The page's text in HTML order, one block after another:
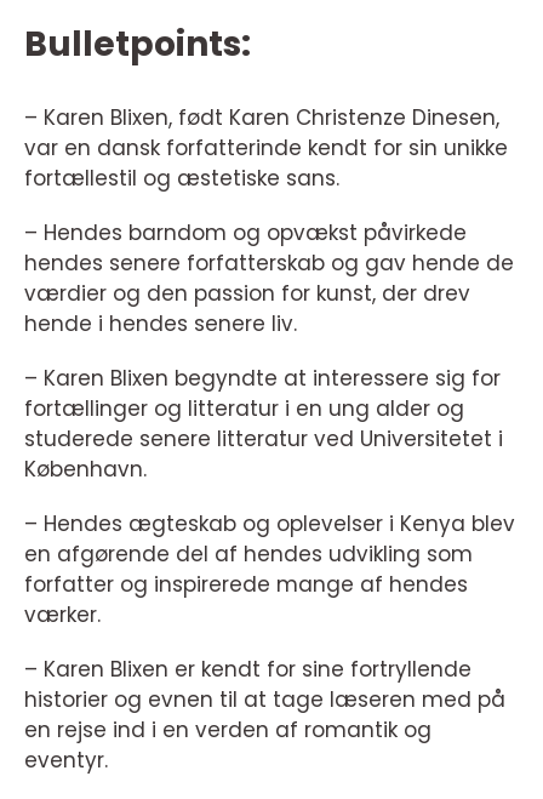
Bulletpoints:
– Karen Blixen, født Karen Christenze Dinesen,
var en dansk forfatterinde kendt for sin unikke
fortællestil og æstetiske sans.
– Hendes barndom og opvækst påvirkede
hendes senere forfatterskab og gav hende de
værdier og den passion for kunst, der drev
hende i hendes senere liv.
– Karen Blixen begyndte at interessere sig for
fortællinger og litteratur i en ung alder og
studerede senere litteratur ved Universitetet i
København.
– Hendes ægteskab og oplevelser i Kenya blev
en afgørende del af hendes udvikling som
forfatter og inspirerede mange af hendes
værker.
– Karen Blixen er kendt for sine fortryllende
historier og evnen til at tage læseren med på
en rejse ind i en verden af romantik og
eventyr.